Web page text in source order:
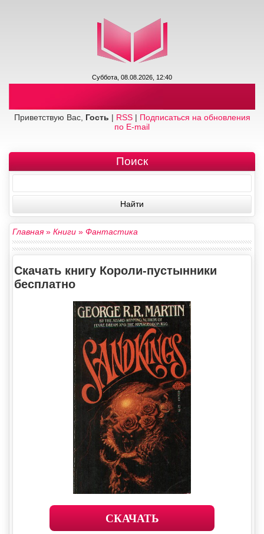
Суббота, 08.08.2026, 12:40
Приветствую Вас, Гость | RSS| Подписаться на обновления
по E-mail
Поиск
Главная» Книги » Фантастика
Скачать книгу Короли-пустынники
бесплатно
СКАЧАТЬ